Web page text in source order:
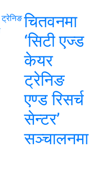
चितवनमा
‘सिटी एज्ड
केयर
ट्रेनिङ
एण्ड रिसर्च
सेन्टर’
सञ्चालनमा